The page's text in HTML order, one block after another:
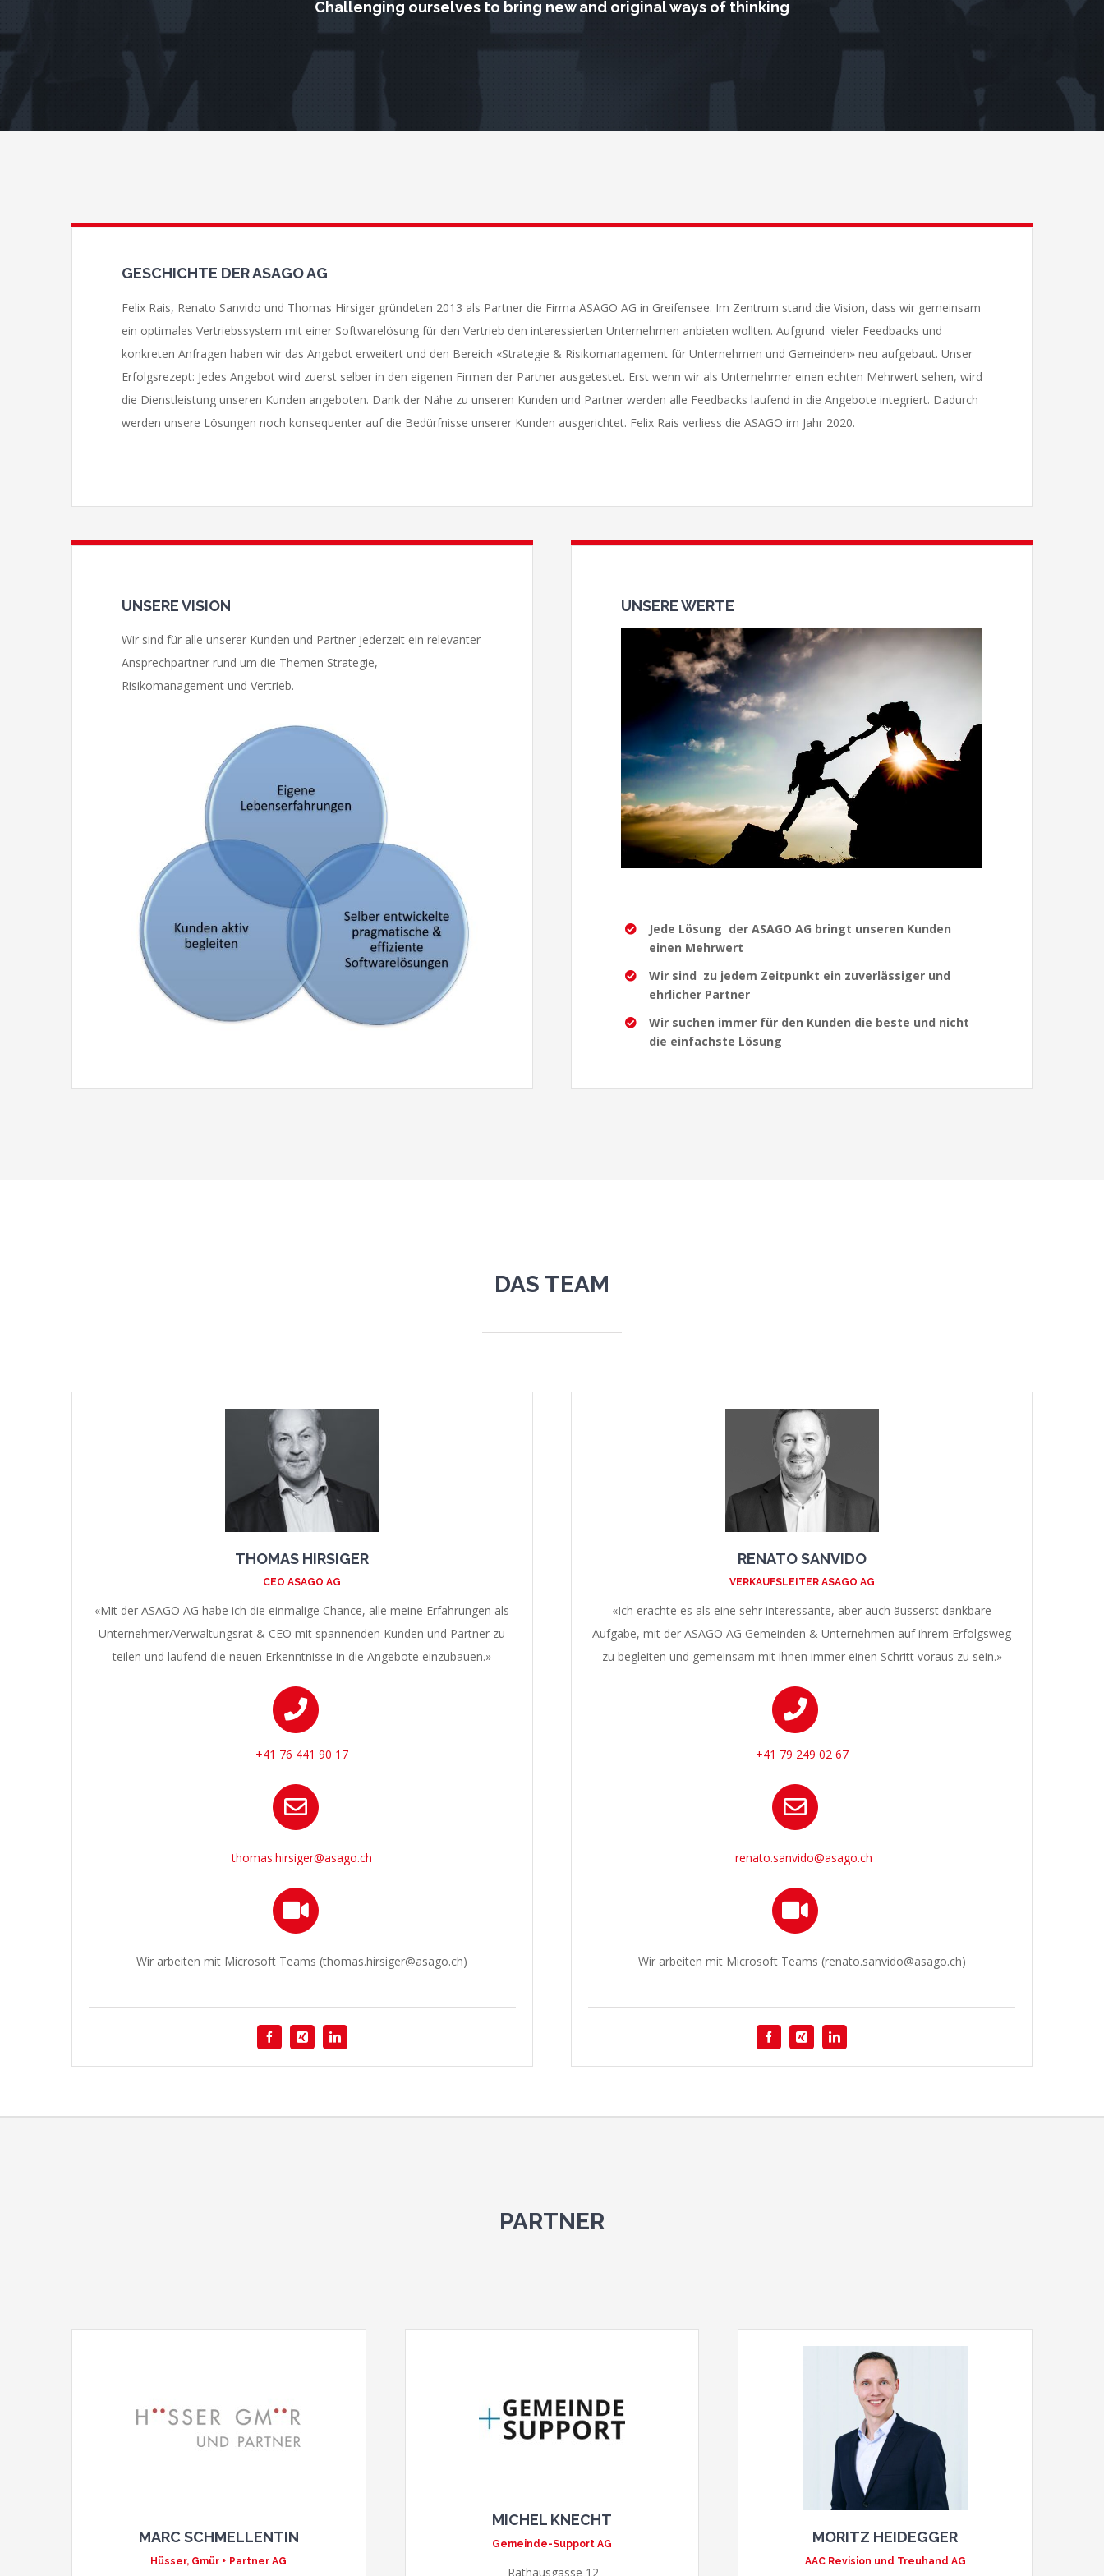
Challenging ourselves to bring new and original ways of thinking
GESCHICHTE DER ASAGO AG
Felix Rais, Renato Sanvido und Thomas Hirsiger gründeten 2013 als Partner die Firma ASAGO AG in Greifensee. Im Zentrum stand die Vision, dass wir gemeinsam
ein optimales Vertriebssystem mit einer Softwarelösung für den Vertrieb den interessierten Unternehmen anbieten wollten. Aufgrund vieler Feedbacks und
konkreten Anfragen haben wir das Angebot erweitert und den Bereich «Strategie & Risikomanagement für Unternehmen und Gemeinden» neu aufgebaut. Unser
Erfolgsrezept: Jedes Angebot wird zuerst selber in den eigenen Firmen der Partner ausgetestet. Erst wenn wir als Unternehmer einen echten Mehrwert sehen, wird
die Dienstleistung unseren Kunden angeboten. Dank der Nähe zu unseren Kunden und Partner werden alle Feedbacks laufend in die Angebote integriert. Dadurch
werden unsere Lösungen noch konsequenter auf die Bedürfnisse unserer Kunden ausgerichtet. Felix Rais verliess die ASAGO im Jahr 2020.
UNSERE VISION
Wir sind für alle unserer Kunden und Partner jederzeit ein relevanter
Ansprechpartner rund um die Themen Strategie,
Risikomanagement und Vertrieb.
UNSERE WERTE
Jede Lösung der ASAGO AG bringt unseren Kunden
einen Mehrwert
Wir sind zu jedem Zeitpunkt ein zuverlässiger und
ehrlicher Partner
Wir suchen immer für den Kunden die beste und nicht
die einfachste Lösung
DAS TEAM
THOMAS HIRSIGER
CEO ASAGO AG
«Mit der ASAGO AG habe ich die einmalige Chance, alle meine Erfahrungen als
Unternehmer/Verwaltungsrat & CEO mit spannenden Kunden und Partner zu
teilen und laufend die neuen Erkenntnisse in die Angebote einzubauen.»
+41 76 441 90 17
thomas.hirsiger@asago.ch
Wir arbeiten mit Microsoft Teams (thomas.hirsiger@asago.ch)
RENATO SANVIDO
VERKAUFSLEITER ASAGO AG
«Ich erachte es als eine sehr interessante, aber auch äusserst dankbare
Aufgabe, mit der ASAGO AG Gemeinden & Unternehmen auf ihrem Erfolgsweg
zu begleiten und gemeinsam mit ihnen immer einen Schritt voraus zu sein.»
+41 79 249 02 67
renato.sanvido@asago.ch
Wir arbeiten mit Microsoft Teams (renato.sanvido@asago.ch)
PARTNER
MARC SCHMELLENTIN
Hüsser, Gmür + Partner AG
MICHEL KNECHT
Gemeinde-Support AG
Rathausgasse 12
MORITZ HEIDEGGER
AAC Revision und Treuhand AG